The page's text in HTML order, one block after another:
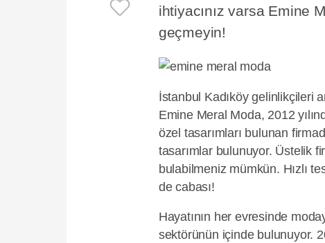
ihtiyacınız varsa Emine
geçmeyin!
İstanbul Kadıköy gelinlikçileri
Emine Meral Moda, 2012
özel tasarımları bulunan
tasarımlar bulunuyor. Üstelik
bulabilmeniz mümkün. Hızlı
de cabası!
Hayatının her evresinde
sektörünün içinde bulunuyor.